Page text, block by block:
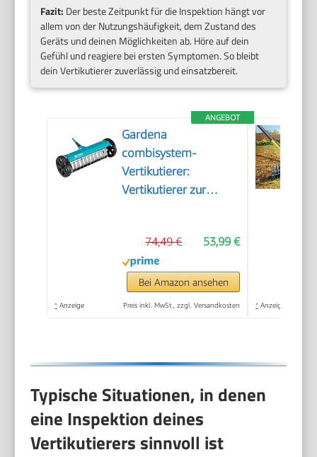
Fazit: Der beste Zeitpunkt für die Inspektion hängt vor
allem von der Nutzungshäufigkeit, dem Zustand des
Geräts und deinen Möglichkeiten ab. Höre auf dein
Gefühl und reagiere bei ersten Symptomen. So bleibt
dein Vertikutierer zuverlässig und einsatzbereit.
ANGEBOT
Gardena
combisystem-
Vertikutierer:
Vertikutierer zur
Rasenfilz, 32 cm
Arbeitsbreite, mit
robusten Rädern und
Hubachse zum
53,99 €
74,49 €
Bei Amazon ansehen
* Anzeige Preis inkl. MwSt., zzgl. Versandkosten * Anzeige
Typische Situationen, in denen
eine Inspektion deines
Vertikutierers sinnvoll ist